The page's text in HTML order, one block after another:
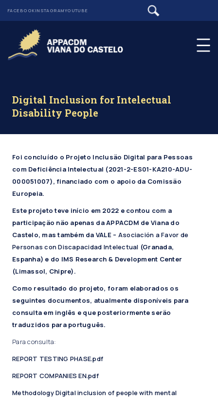
FACEBOOKINSTAGRAMYOUTUBE
Digital Inclusion for Intelectual
Disability People
Foi concluído o Projeto Inclusão Digital para Pessoas
com Deficiência Intelectual (2021-2-ES01-KA210-ADU-
000051007), financiado com o apoio da Comissão
Europeia.
Este projeto teve início em 2022 e contou com a
participação não apenas da APPACDM de Viana do
Castelo, mas também da VALE – Asociación a Favor de
Personas con Discapacidad Intelectual (Granada,
Espanha) e do IMS Research & Development Center
(Limassol, Chipre).
Como resultado do projeto, foram elaborados os
seguintes documentos, atualmente disponíveis para
consulta em inglês e que posteriormente serão
traduzidos para português.
Para consulta:
REPORT TESTING PHASE.pdf
REPORT COMPANIES EN.pdf
Methodology Digital inclusion of people with mental